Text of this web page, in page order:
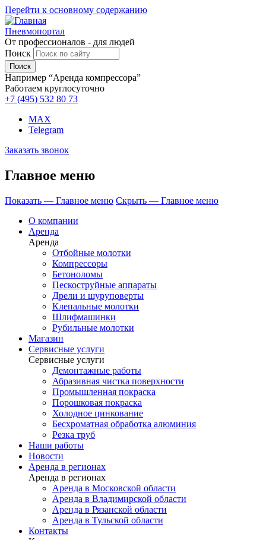
Перейти к основному содержанию
Пневмопортал
От профессионалов - для людей
Поиск
Например “Аренда компрессора”
Работаем круглосуточно
+7 (495) 532 80 73
MAX
Telegram
Заказать звонок
Главное меню
Показать — Главное меню Скрыть — Главное меню
О компании
Аренда
Аренда
Отбойные молотки
Компрессоры
Бетоноломы
Пескоструйные аппараты
Дрели и шуруповерты
Клепальные молотки
Шлифмашинки
Рубильные молотки
Магазин
Сервисные услуги
Сервисные услуги
Демонтажные работы
Абразивная чистка поверхности
Промышленная покраска
Порошковая покраска
Холодное цинкование
Бесхроматная обработка алюминия
Резка труб
Наши работы
Новости
Аренда в регионах
Аренда в регионах
Аренда в Московской области
Аренда в Владимирской области
Аренда в Рязанской области
Аренда в Тульской области
Контакты